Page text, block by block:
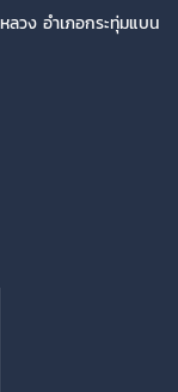
ลวง อำเภอกระทุ่มแบน